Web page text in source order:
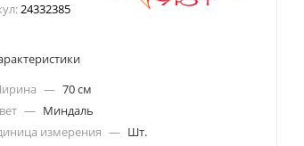
24332385
— 70 см
— Миндаль
измерения — Шт.